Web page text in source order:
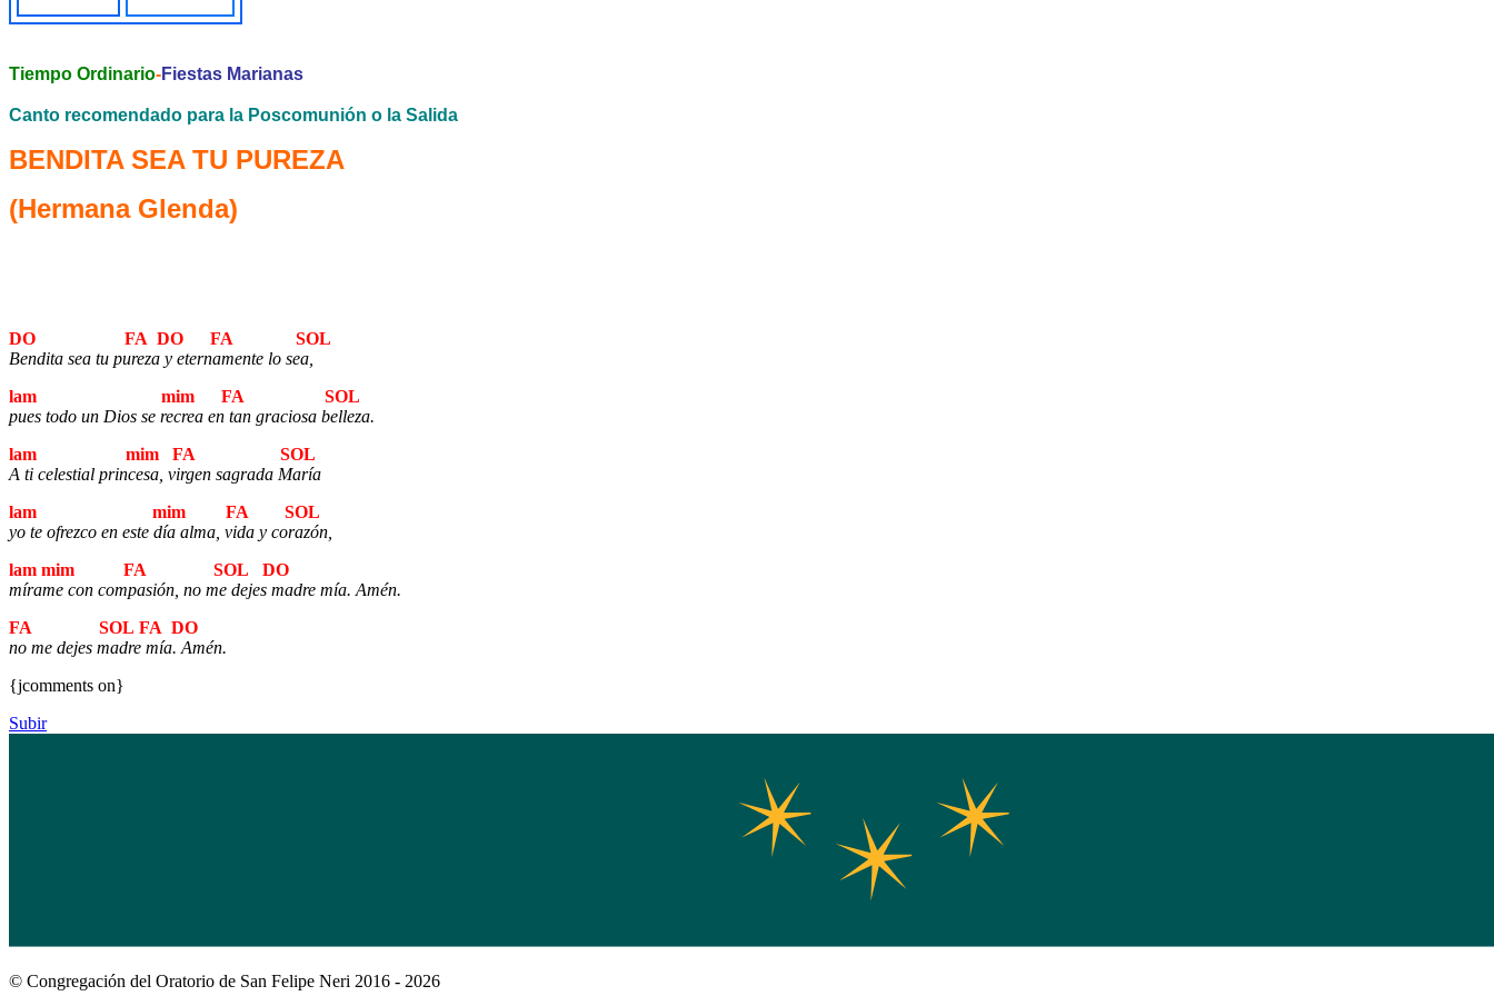
Tiempo Ordinario-Fiestas Marianas
Canto recomendado para la Poscomunión o la Salida
BENDITA SEA TU PUREZA
(Hermana Glenda)
DO FA DO FA SOL
Bendita sea tu pureza y eternamente lo sea,
lam mim FA SOL
pues todo un Dios se recrea en tan graciosa belleza.
lam mim FA SOL
A ti celestial princesa, virgen sagrada María
lam mim FA SOL
yo te ofrezco en este día alma, vida y corazón,
lam mim FA SOL DO
mírame con compasión, no me dejes madre mía. Amén.
FA SOL FA DO
no me dejes madre mía. Amén.
{jcomments on}
Subir
© Congregación del Oratorio de San Felipe Neri 2016 - 2026